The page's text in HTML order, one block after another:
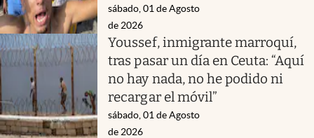
sábado, 01 de Agosto
de 2026
Youssef, inmigrante marroquí,
tras pasar un día en Ceuta: “Aquí
no hay nada, no he podido ni
recargar el móvil”
sábado, 01 de Agosto
de 2026